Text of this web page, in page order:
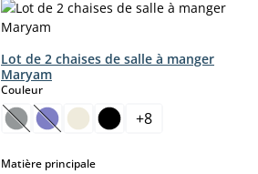
Lot de 2 chaises de salle à manger
Maryam
Couleurselect
(Cette option n'est pas disponible pour
(Cette option n'est pas disponible
+8
Matière principaleselect